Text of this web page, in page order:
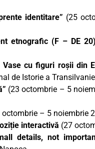
identitare” (25
etnografic (F – DE
Vase cu figuri roșii din
de Istorie a
(23 octombrie – 5
octombrie – 5 noiembrie
interactivă (27
details, not